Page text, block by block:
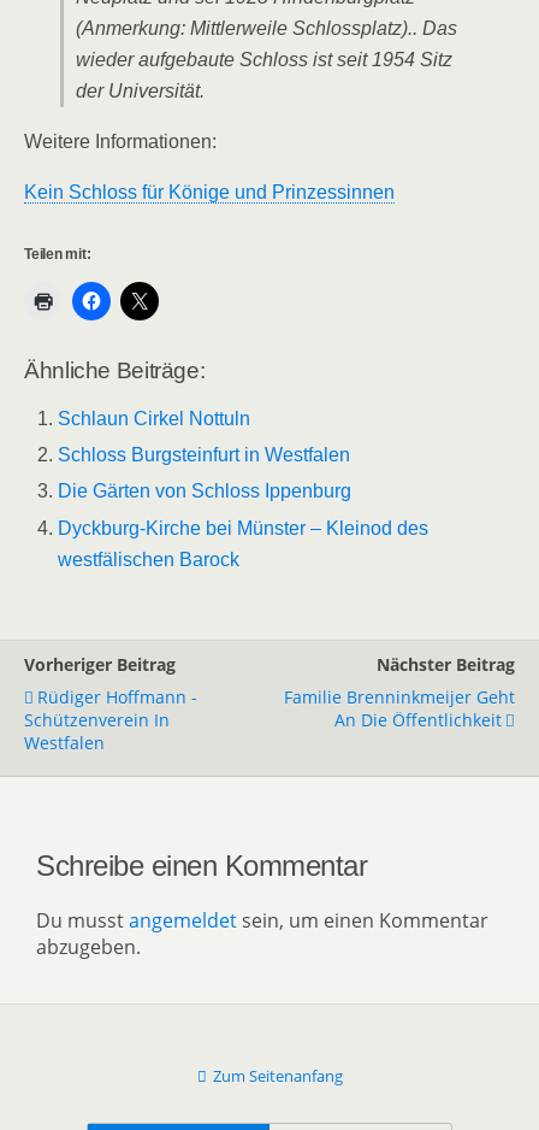
(Anmerkung: Mittlerweile Schlossplatz).. Das
wieder aufgebaute Schloss ist seit 1954 Sitz
der Universität.
Weitere Informationen:
Kein Schloss für Könige und Prinzessinnen
Teilen mit:
Ähnliche Beiträge:
Schlaun Cirkel Nottuln
Schloss Burgsteinfurt in Westfalen
Die Gärten von Schloss Ippenburg
Dyckburg-Kirche bei Münster – Kleinod des
westfälischen Barock
Vorheriger Beitrag
Rüdiger Hoffmann -
Schützenverein In
Westfalen
Nächster Beitrag
Familie Brenninkmeijer Geht
An Die Öffentlichkeit
Schreibe einen Kommentar
Du musstangemeldet sein, um einen Kommentar
abzugeben.
Zum Seitenanfang